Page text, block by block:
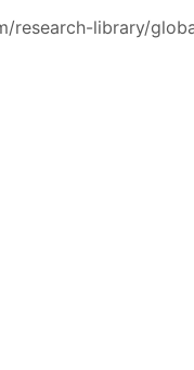
research-library/